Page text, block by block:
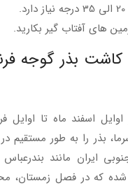
های آفتاب گیر بکارید.
بذر گوجه
اسفند ماه تا اوایل
بذر را به طور مستقیم
ایران مانند بندرعباس
شده که در فصل زمستان،